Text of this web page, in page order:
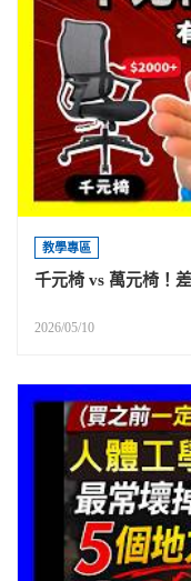
教學專區
千元椅 vs 萬元椅！
2026/05/10